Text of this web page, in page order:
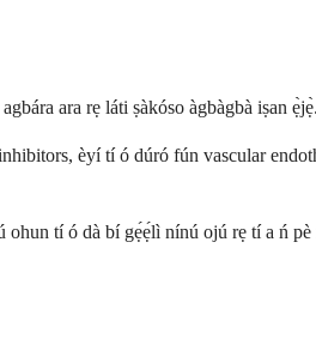
ara rẹ láti ṣàkóso àgbàgbà iṣan
èyí tí ó dúró fún vascular
tí ó dà bí gẹ́ẹ́lì nínú ojú rẹ tí a ń